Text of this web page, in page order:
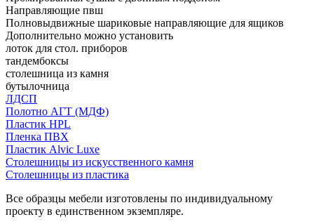
Направляющие пвш
Полновыдвижные шариковые направляющие для ящиков
Дополнительно можно установить
лоток для стол. приборов
тандембоксы
столешница из камня
бутылочница
ЛДСП
Полотно АГТ (МДФ)
Пластик HPL
Пленка ПВХ
Пластик Alvic Luxe
Столешницы из искусственного камня
Столешницы из пластика
Все образцы мебели изготовлены по индивидуальному
проекту в единственном экземпляре.